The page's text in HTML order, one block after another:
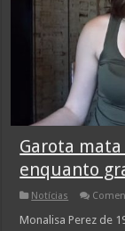
Garota
enquanto
Notícias
Monalisa Perez de